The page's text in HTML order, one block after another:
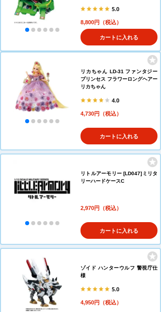
5.0
8,800円（税込）
カートに入れる
リカちゃん LD-31 ファンタジー
プリンセス フラワーロングヘアー
リカちゃん
4.0
4,730円（税込）
カートに入れる
リトルアーモリー [LD047]ミリタ
リーハードケースC
2,970円（税込）
カートに入れる
ゾイド ハンターウルフ 警視庁仕
様
5.0
4,950円（税込）